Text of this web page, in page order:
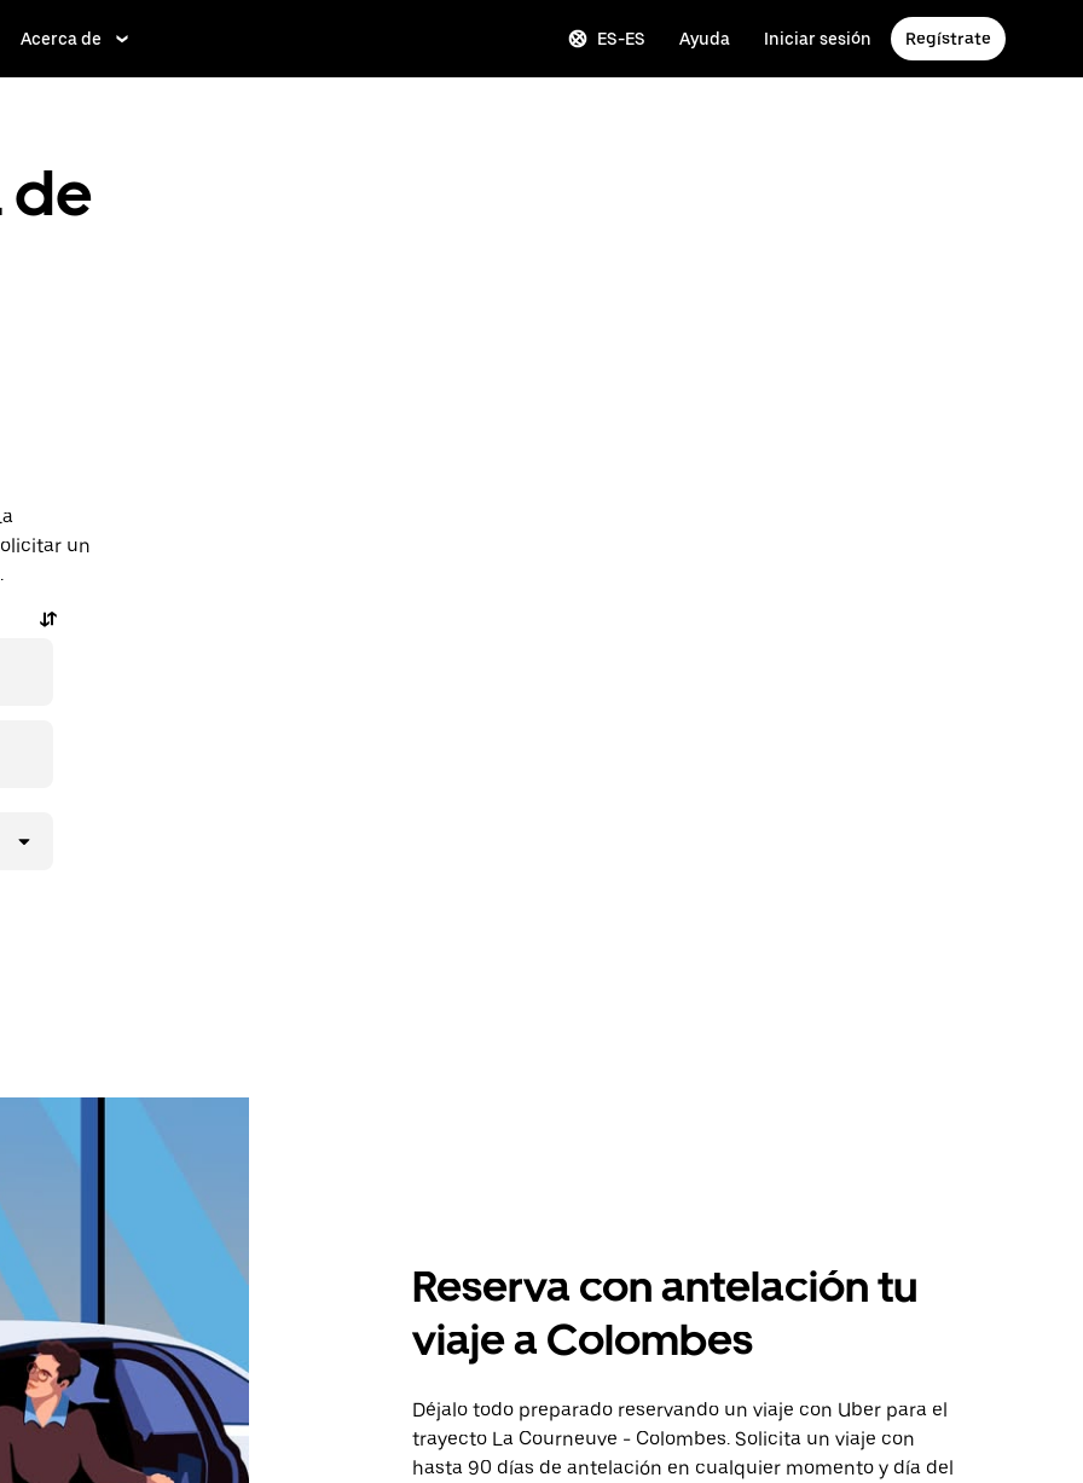
Acerca de ES-ES Ayuda Iniciar sesión Regístrate
de
un
Reserva con antelación tu
viaje a Colombes
Déjalo todo preparado reservando un viaje con Uber para el
trayecto La Courneuve - Colombes. Solicita un viaje con
hasta 90 días de antelación en cualquier momento y día del